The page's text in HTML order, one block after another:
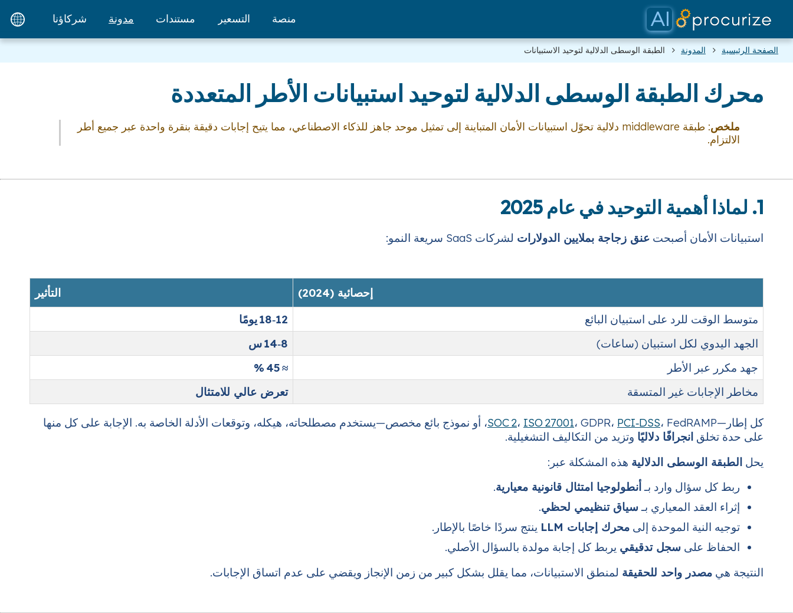
منصة التسعير مستندات مدونة شركاؤنا
الصفحة الرئيسية المدونة الطبقة الوسطى الدلالية لتوحيد الاستبيانات
محرك الطبقة الوسطى الدلالية لتوحيد استبيانات الأطر المتعددة
ملخص
: طبقة middleware دلالية تحوّل استبيانات الأمان المتباينة إلى تمثيل موحد جاهز للذكاء الاصطناعي، مما يتيح إجابات دقيقة بنقرة واحدة عبر جميع أطر
الالتزام.
1. لماذا أهمیة التوحید في عام 2025
استبيانات الأمان أصبحت عنق زجاجة بملايين الدولارات لشركات SaaS سريعة النمو:
إحصائية (2024)
التأثير
متوسط الوقت للرد على استبيان البائع
12‑18 يومًا
الجهد اليدوي لكل استبيان (ساعات)
8‑14 س
جهد مكرر عبر الأطر
≈ 45 %
مخاطر الإجابات غير المتسقة
تعرض عالي للامتثال
كل إطار— SOC 2، ISO 27001، GDPR، PCI‑DSS
، FedRAMP، أو نموذج بائع مخصص—يستخدم مصطلحاته، هيكله، وتوقعات الأدلة الخاصة به. الإجابة على كل منها
على حدة تخلق انجرافًا دلاليًا وتزيد من التكاليف التشغيلية.
يحل الطبقة الوسطى الدلالية هذه المشكلة عبر:
ربط كل سؤال وارد بـأنطولوجيا امتثال قانونية معيارية.
إثراء العقد المعياري بـ سياق تنظيمي لحظي.
توجيه النية الموحدة إلى محرك إجابات LLM
ينتج سردًا خاصًا بالإطار.
الحفاظ على سجل تدقيقي يربط كل إجابة مولدة بالسؤال الأصلي.
النتيجة هي مصدر واحد للحقيقة لمنطق الاستبيانات، مما يقلل بشكل كبير من زمن الإنجاز ويقضي على عدم اتساق الإجابات.